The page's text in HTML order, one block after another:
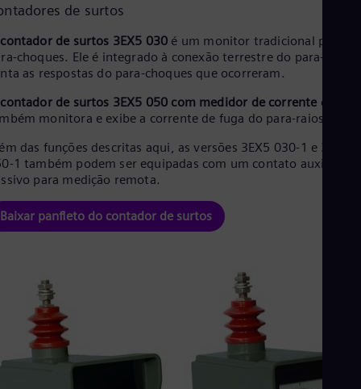
de surtos
contador de surtos 3EX5 030 é um monitor tradicional para
choques. Ele é integrado à conexão terrestre do para-raios
as respostas do para-choques que ocorreram.
contador de surtos 3EX5 050 com medidor de corrente de
monitora e exibe a corrente de fuga do para-raios.
das funções descritas aqui, as versões 3EX5 030-1 e 3EX5
1 também podem ser equipadas com um contato auxiliar
para medição remota.
Baixar panfleto do contador de surtos